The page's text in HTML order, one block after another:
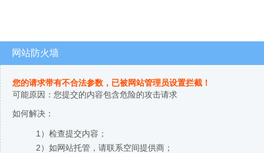
网站防火墙
您的请求带有不合法参数，已被网站管理员设置拦截！
可能原因：您提交的内容包含危险的攻击请求
如何解决：
1）检查提交内容；
2）如网站托管，请联系空间提供商；